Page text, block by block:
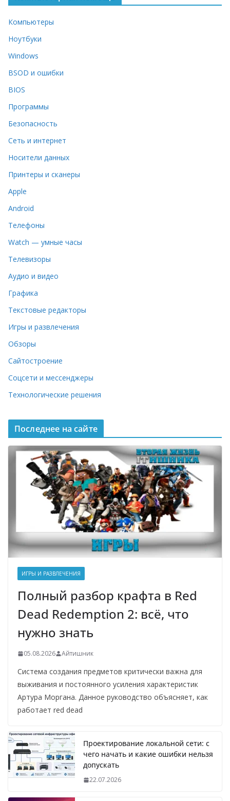
Компьютеры
Ноутбуки
Windows
BSOD и ошибки
BIOS
Программы
Безопасность
Сеть и интернет
Носители данных
Принтеры и сканеры
Apple
Android
Телефоны
Watch — умные часы
Телевизоры
Аудио и видео
Графика
Текстовые редакторы
Игры и развлечения
Обзоры
Сайтостроение
Соцсети и мессенджеры
Технологические решения
Последнее на сайте
ИГРЫ И РАЗВЛЕЧЕНИЯ
Полный разбор крафта в Red
Dead Redemption 2: всё, что
нужно знать
05.08.2026 Айтишник
Система создания предметов критически важна для
выживания и постоянного усиления характеристик
Артура Моргана. Данное руководство объясняет, как
работает red dead
Проектирование локальной сети: с
чего начать и какие ошибки нельзя
допускать
22.07.2026